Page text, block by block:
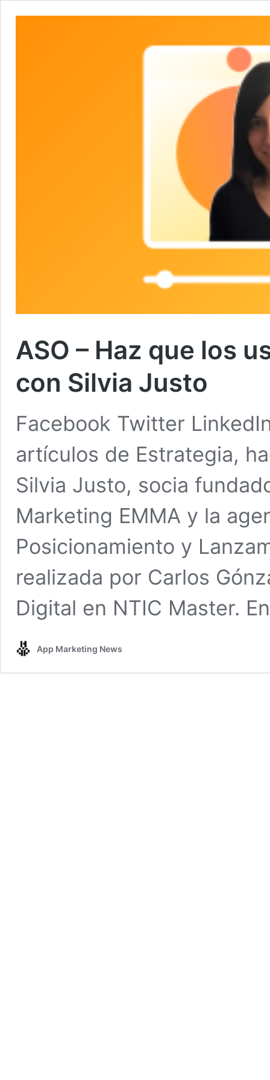
ASO – Haz que los
con Silvia Justo
Facebook Twitter
artículos de Estrategia,
Silvia Justo, socia
Marketing EMMA y la
Posicionamiento y
realizada por Carlos
Digital en NTIC Master.
App Marketing News